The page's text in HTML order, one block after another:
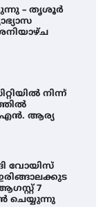
– തൃശൂർ
നിന്ന്
എൻ. ആര്യ
വോയിസ്
7
ചെയ്യുന്നു